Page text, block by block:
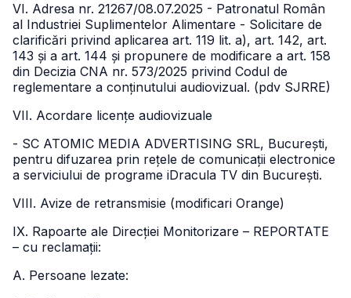
VI. Adresa nr. 21267/08.07.2025 - Patronatul Român
al Industriei Suplimentelor Alimentare - Solicitare de
clarificări privind aplicarea art. 119 lit. a), art. 142, art.
143 și a art. 144 și propunere de modificare a art. 158
din Decizia CNA nr. 573/2025 privind Codul de
reglementare a conținutului audiovizual. (pdv SJRRE)
VII. Acordare licențe audiovizuale
- SC ATOMIC MEDIA ADVERTISING SRL, București,
pentru difuzarea prin rețele de comunicații electronice
a serviciului de programe iDracula TV din București.
VIII. Avize de retransmisie (modificari Orange)
IX. Rapoarte ale Direcției Monitorizare – REPORTATE
– cu reclamații:
A. Persoane lezate: